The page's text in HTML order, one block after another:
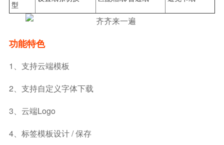
型
功能特色
1、支持云端模板
2、支持自定义字体下载
3、云端Logo
4、标签模板设计 / 保存